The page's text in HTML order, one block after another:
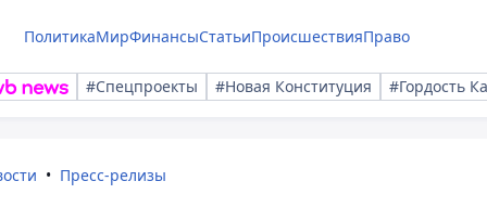
ПолитикаМирФинансыСтатьиПроисшествияПраво
#Спецпроекты #Новая Конституция #Гордость
Пресс-релизы